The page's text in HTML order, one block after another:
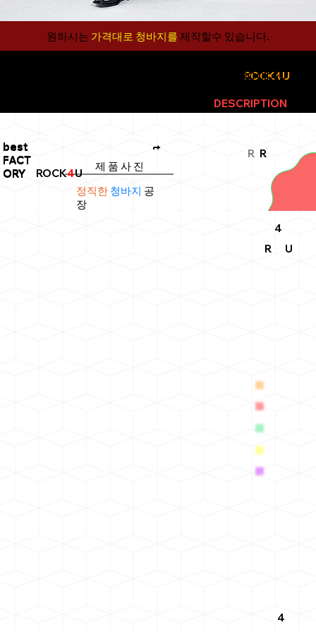
원하시는 가격대로 청바지를 제작할수 있습니다.​
ROCK4U
DESCRIPTION
ROCK4U
best
FACT
ORY
R
제 품 사 진
ROCK4U
정직한 청바지 공
장
R
best
FACT
ORY
t
R
4
U
4